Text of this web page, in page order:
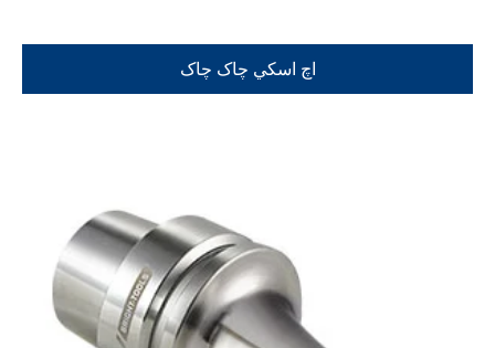
اچ اسکي چاک چاک